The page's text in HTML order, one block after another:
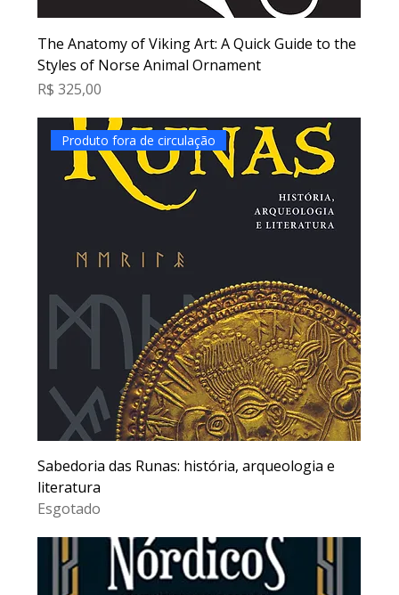
The Anatomy of Viking Art: A Quick Guide to the
Styles of Norse Animal Ornament
Preço
R$ 325,00
Produto fora de circulação
Sabedoria das Runas: história, arqueologia e
literatura
Esgotado